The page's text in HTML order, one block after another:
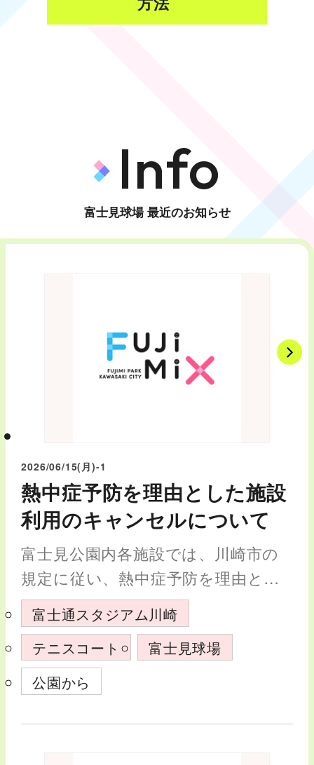
Info
富士見球場 最近のお知らせ
2026/06/15(月)-1
熱中症予防を理由とした施設
利用のキャンセルについて
富士見公園内各施設では、川崎市の
規定に従い、熱中症予防を理由とし
た施設利用のキャンセルを下記内容
にて適用いたします。 熱中症予防を
理由とした施設利用のキャンセルに
ついて 近年の気候変動の影響により
熱中…
富士通スタジアム川崎
テニスコート
富士見球場
公園から